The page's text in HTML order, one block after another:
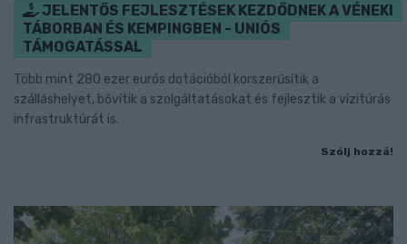
JELENTŐS FEJLESZTÉSEK KEZDŐDNEK A VÉNEKI
TÁBORBAN ÉS KEMPINGBEN - UNIÓS
TÁMOGATÁSSAL
Több mint 280 ezer eurós dotációból korszerűsítik a
szálláshelyet, bővítik a szolgáltatásokat és fejlesztik a vízitúrás
infrastruktúrát is.
Szólj hozzá!